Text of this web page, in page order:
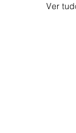
Ver tudo